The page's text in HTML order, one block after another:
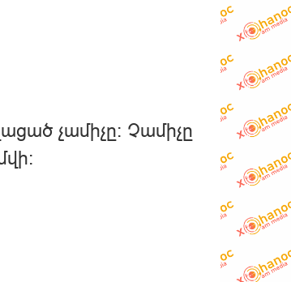
չամիչը։ Չամիչը